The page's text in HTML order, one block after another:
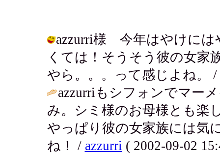
azzurri様 今年はやけには
くては！そうそう彼の女家
やら。。。って感じよね。 /
azzurriもシフォンでマー
み。シミ様のお母様とも楽
やっぱり彼の女家族には気
ね！ / azzurri ( 2002-09-02